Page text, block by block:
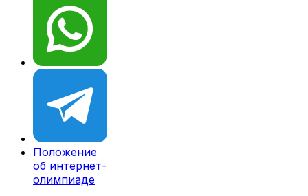
Положение
об интернет-
олимпиаде